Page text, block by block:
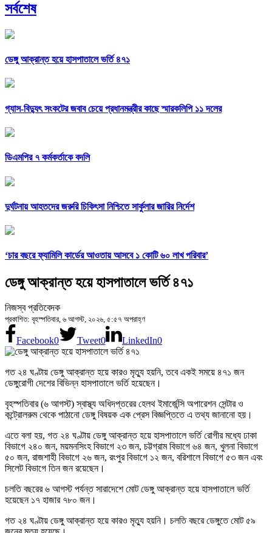
সর্বশেষ
ডেঙ্গু আক্রান্ত হয়ে হাসপাতালে ভর্তি ৪৭১
গ্যাস-বিদ্যুৎ সংকটের জবাব চেয়ে প্রধানমন্ত্রীর কাছে স্মারকলিপি ১১ দলের
ডিএমপির ৭ কর্মকর্তাকে বদলি
দুর্ঘটনায় আহতদের জরুরি চিকিৎসা নিশ্চিতে সার্কুলার জারির নির্দেশ
‘চার বছরে ফ্যামিলি কার্ডের আওতায় আসবে ১ কোটি ৬০ লাখ পরিবার’
ডেঙ্গু আক্রান্ত হয়ে হাসপাতালে ভর্তি ৪৭১
নিজস্ব প্রতিবেদক
প্রকাশিত: বৃহস্পতিবার, ৬ আগস্ট, ২০২৬, ৫:৫৭ অপরাহ্ণ
Facebook0 Tweet0 LinkedIn0
গত ২৪ ঘণ্টায় ডেঙ্গু আক্রান্ত হয়ে কারও মৃত্যু হয়নি, তবে একই সময়ে ৪৭১ জন
ডেঙ্গুরোগী দেশের বিভিন্ন হাসপাতালে ভর্তি হয়েছেন।
বৃহস্পতিবার (৬ আগস্ট) স্বাস্থ্য অধিদপ্তরের হেলথ ইমার্জেন্সি অপারেশন সেন্টার ও
কন্ট্রোলরুম থেকে পাঠানো ডেঙ্গু বিষয়ক এক প্রেস বিজ্ঞপ্তিতে এ তথ্য জানানো হয়।
এতে বলা হয়, গত ২৪ ঘণ্টায় ডেঙ্গু আক্রান্ত হয়ে হাসপাতালে ভর্তি রোগীর মধ্যে ঢাকা
বিভাগে ২৪০ জন, ময়মনসিংহ বিভাগে ২৩ জন, চট্টগ্রাম বিভাগে ৬৪ জন, খুলনা বিভাগে
৫০ জন, রাজশাহী বিভাগে ২৬ জন, রংপুর বিভাগে ১২ জন, বরিশালে বিভাগে ৫৩ জন এবং
সিলেট বিভাগে তিন জন রয়েছেন।
চলতি বছরের ৬ আগস্ট পর্যন্ত সারাদেশে মোট ডেঙ্গু আক্রান্ত হয়ে হাসপাতালে ভর্তি
হয়েছেন ১৭ হাজার ৭৮০ জন।
গত ২৪ ঘণ্টায় ডেঙ্গু আক্রান্ত হয়ে কারও মৃত্যু হয়নি। চলতি বছরে ডেঙ্গুতে মোট ৫৯